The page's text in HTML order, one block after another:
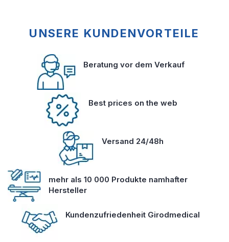
UNSERE KUNDENVORTEILE
Beratung vor dem Verkauf
Best prices on the web
Versand 24/48h
mehr als 10 000 Produkte namhafter
Hersteller
Kundenzufriedenheit Girodmedical